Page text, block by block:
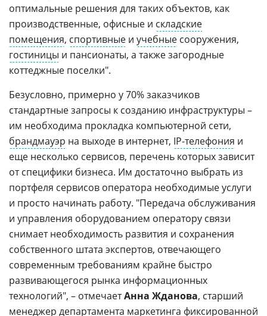
оптимальные решения для таких объектов, как
производственные, офисные и складские
помещения, спортивные и учебные сооружения,
гостиницы и пансионаты, а также загородные
коттеджные поселки".
Безусловно, примерно у 70% заказчиков
стандартные запросы к созданию инфраструктуры –
им необходима прокладка компьютерной сети,
брандмауэр на выходе в интернет, IP-телефония и
еще несколько сервисов, перечень которых зависит
от специфики бизнеса. Им достаточно выбрать из
портфеля сервисов оператора необходимые услуги
и просто начинать работу. "Передача обслуживания
и управления оборудованием оператору связи
снимает необходимость развития и сохранения
собственного штата экспертов, отвечающего
современным требованиям крайне быстро
развивающегося рынка информационных
технологий", – отмечаетАнна Жданова, старший
менеджер департамента маркетинга фиксированной